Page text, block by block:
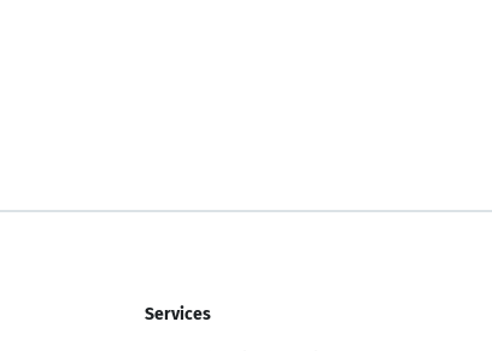
Services